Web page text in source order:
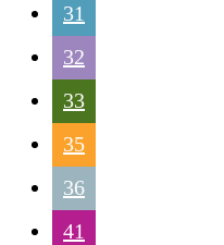
31
32
33
35
36
41